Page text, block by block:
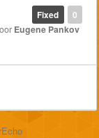
0
Fixed
Eugene Pankov